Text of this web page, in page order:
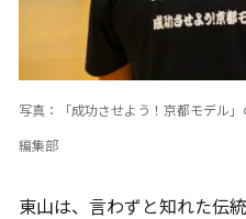
写真：「成功させよう！京都モデル
編集部
東山は、言わずと知れた伝